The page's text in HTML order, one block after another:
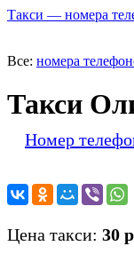
Такси — номера
Все: номера
Такси
Номер
Цена такси: 30